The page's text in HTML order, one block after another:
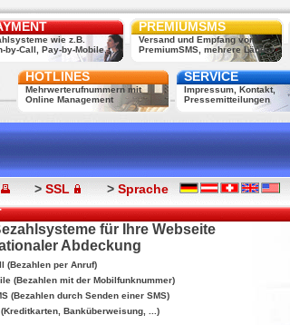
wie z.B.
by-Call, Pay-by-Mobile, ...
PREMIUMSMS
Versand und Empfang von
PremiumSMS, mehrere Länder
HOTLINES
Mehrwerterufnummern mit
Online Management
SERVICE
Impressum, Kontakt,
Pressemitteilungen
> SSL > Sprache
für Ihre Webseite
Abdeckung
(Bezahlen per Anruf)
(Bezahlen mit der Mobilfunknummer)
(Bezahlen durch Senden einer SMS)
Banküberweisung, ...)